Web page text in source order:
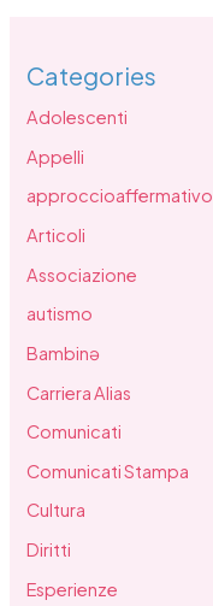
Categories
Adolescenti
Appelli
approccioaffermativo
Articoli
Associazione
autismo
Bambinə
Carriera Alias
Comunicati
Comunicati Stampa
Cultura
Diritti
Esperienze